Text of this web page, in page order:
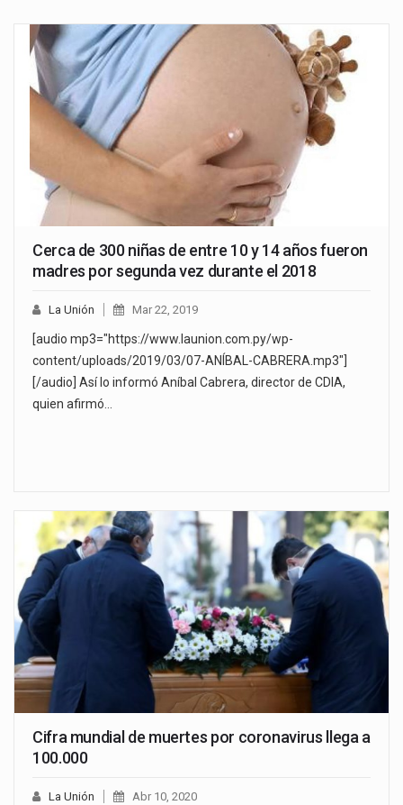
Cerca de 300 niñas de entre 10 y 14 años fueron
madres por segunda vez durante el 2018
La Unión Mar 22, 2019
[audio mp3="https://www.launion.com.py/wp-
content/uploads/2019/03/07-ANÍBAL-CABRERA.mp3"]
[/audio] Así lo informó Aníbal Cabrera, director de CDIA,
quien afirmó…
Cifra mundial de muertes por coronavirus llega a
100.000
La Unión Abr 10, 2020